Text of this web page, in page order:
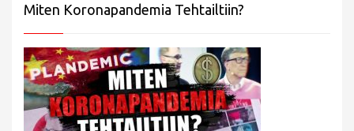
Miten Koronapandemia Tehtailtiin?